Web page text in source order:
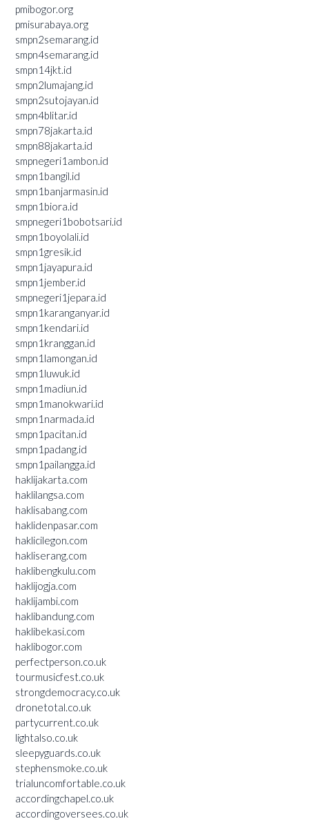
pmibogor.org
pmisurabaya.org
smpn2semarang.id
smpn4semarang.id
smpn14jkt.id
smpn2lumajang.id
smpn2sutojayan.id
smpn4blitar.id
smpn78jakarta.id
smpn88jakarta.id
smpnegeri1ambon.id
smpn1bangil.id
smpn1banjarmasin.id
smpn1biora.id
smpnegeri1bobotsari.id
smpn1boyolali.id
smpn1gresik.id
smpn1jayapura.id
smpn1jember.id
smpnegeri1jepara.id
smpn1karanganyar.id
smpn1kendari.id
smpn1kranggan.id
smpn1lamongan.id
smpn1luwuk.id
smpn1madiun.id
smpn1manokwari.id
smpn1narmada.id
smpn1pacitan.id
smpn1padang.id
smpn1pailangga.id
haklijakarta.com
haklilangsa.com
haklisabang.com
haklidenpasar.com
haklicilegon.com
hakliserang.com
haklibengkulu.com
haklijogja.com
haklijambi.com
haklibandung.com
haklibekasi.com
haklibogor.com
perfectperson.co.uk
tourmusicfest.co.uk
strongdemocracy.co.uk
dronetotal.co.uk
partycurrent.co.uk
lightalso.co.uk
sleepyguards.co.uk
stephensmoke.co.uk
trialuncomfortable.co.uk
accordingchapel.co.uk
accordingoversees.co.uk